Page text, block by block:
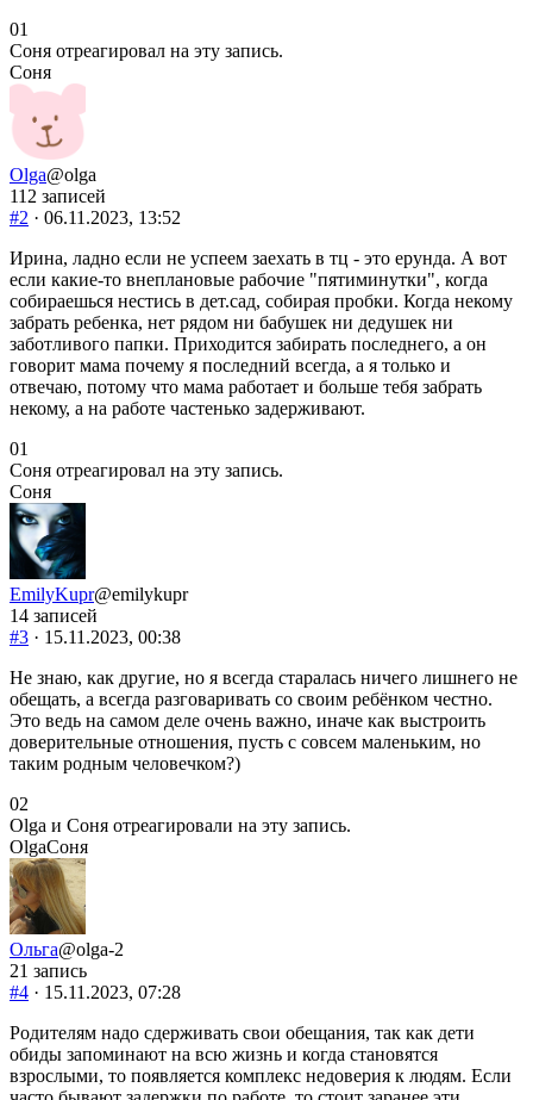
Голосуйте
-
палец
вниз.
0Голосуйте
-
палец
вверх.
1
Соня отреагировал на эту запись.
Соня
Olga@olga
112 записей
#2 · 06.11.2023, 13:52
Ирина, ладно если не успеем заехать в тц - это ерунда. А вот
если какие-то внеплановые рабочие "пятиминутки", когда
собираешься нестись в дет.сад, собирая пробки. Когда некому
забрать ребенка, нет рядом ни бабушек ни дедушек ни
заботливого папки. Приходится забирать последнего, а он
говорит мама почему я последний всегда, а я только и
отвечаю, потому что мама работает и больше тебя забрать
некому, а на работе частенько задерживают.
Голосуйте
-
палец
вниз.
0Голосуйте
-
палец
вверх.
1
Соня отреагировал на эту запись.
Соня
EmilyKupr@emilykupr
14 записей
#3 · 15.11.2023, 00:38
Не знаю, как другие, но я всегда старалась ничего лишнего не
обещать, а всегда разговаривать со своим ребёнком честно.
Это ведь на самом деле очень важно, иначе как выстроить
доверительные отношения, пусть с совсем маленьким, но
таким родным человечком?)
Голосуйте
-
палец
вниз.
0Голосуйте
-
палец
вверх.
2
Olga и Соня отреагировали на эту запись.
OlgaСоня
Ольга@olga-2
21 запись
#4 · 15.11.2023, 07:28
Родителям надо сдерживать свои обещания, так как дети
обиды запоминают на всю жизнь и когда становятся
взрослыми, то появляется комплекс недоверия к людям. Если